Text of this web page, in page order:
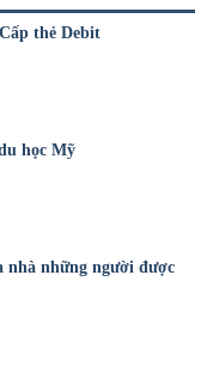
thẻ Debit
học Mỹ
nhà những người được